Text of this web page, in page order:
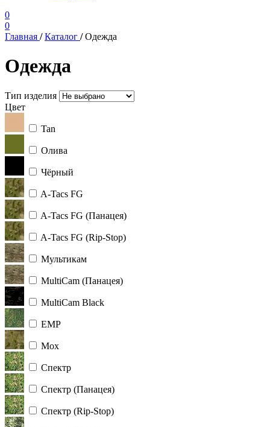
0
0
Главная / Каталог / Одежда
Одежда
Тип изделия
Цвет
Tan
Олива
Чёрный
A-Tacs FG
A-Tacs FG (Панацея)
A-Tacs FG (Rip-Stop)
Мультикам
MultiCam (Панацея)
MultiCam Black
ЕМР
Мох
Спектр
Спектр (Панацея)
Спектр (Rip-Stop)